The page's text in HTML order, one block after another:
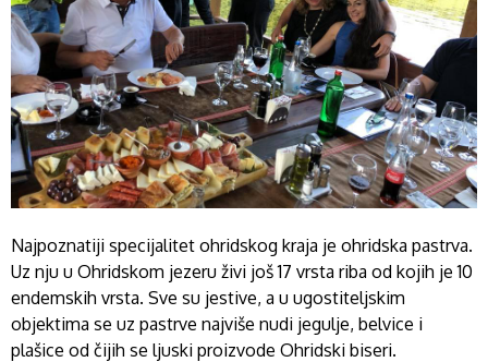
Najpoznatiji specijalitet ohridskog kraja je ohridska pastrva.
Uz nju u Ohridskom jezeru živi još 17 vrsta riba od kojih je 10
endemskih vrsta. Sve su jestive, a u ugostiteljskim
objektima se uz pastrve najviše nudi jegulje, belvice i
plašice od čijih se ljuski proizvode Ohridski biseri.